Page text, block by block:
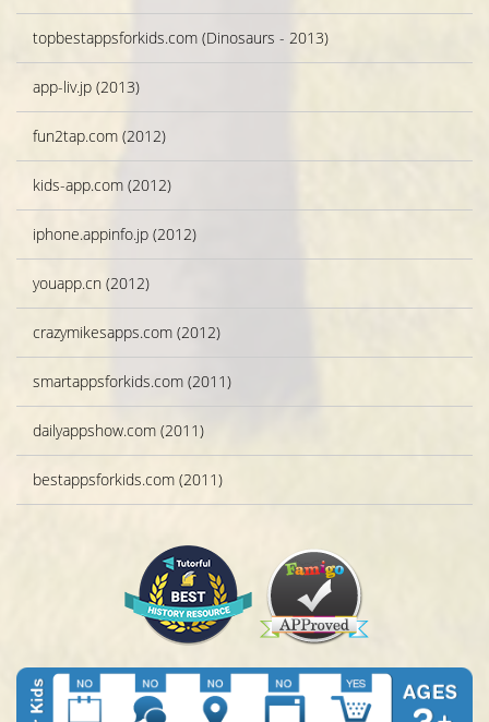
topbestappsforkids.com (Dinosaurs - 2013)
app-liv.jp (2013)
fun2tap.com (2012)
kids-app.com (2012)
iphone.appinfo.jp (2012)
youapp.cn (2012)
crazymikesapps.com (2012)
smartappsforkids.com (2011)
dailyappshow.com (2011)
bestappsforkids.com (2011)